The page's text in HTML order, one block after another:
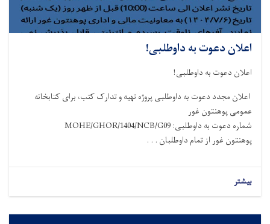
اعلان دعوت به داوطلبی!
اعلان دعوت به داوطلبی!
اعلان مجدد دعوت به داوطلبی پروژه تهیه و تدارک کتب، برای کتابخانه
عمومی پوهنتون غور
شماره دعوت به داوطلبی: MOHE/GHOR/1404/NCB/G09
پوهنتون غور از تمام داوطلبان . . .
بیشتر